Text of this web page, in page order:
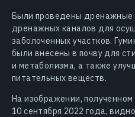
Были проведены дренажные
дренажных каналов для
заболоченных участков.
были внесены в почву для
и метаболизма, а также
питательных веществ.
На изображении, полученном
10 сентября 2022 года,